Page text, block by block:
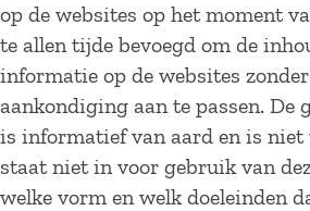
op de websites op het moment
te allen tijde bevoegd om de
informatie op de websites
aankondiging aan te passen. De
is informatief van aard en is
staat niet in voor gebruik van
welke vorm en welk doeleinden